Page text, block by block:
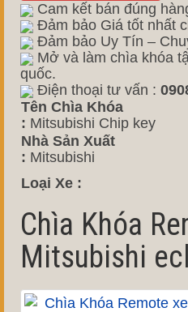
Cam kết bán đúng
Đảm bảo Giá tốt nhất
Đảm bảo Uy Tín –
Mở và làm chìa khóa
quốc.
Điện thoại tư vấn :
Tên Chìa Khóa
: Mitsubishi Chip key
Nhà Sản Xuất
: Mitsubishi
Loại Xe :
Chìa Khóa
Mitsubishi